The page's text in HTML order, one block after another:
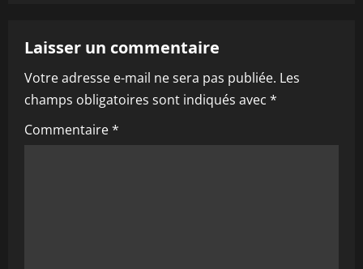
v
i
g
Laisser un commentaire
Votre adresse e-mail ne sera pas publiée. Les
champs obligatoires sont indiqués avec *
Commentaire*